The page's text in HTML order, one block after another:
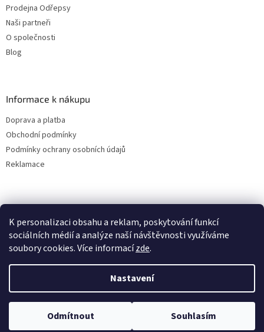
K personalizaci obsahu a reklam, poskytování funkcí
sociálních médií a analýze naší návštěvnosti využíváme
soubory cookies. Více informacízde.
Nastavení
Odmítnout Souhlasím
Prodejna Odřepsy
Naši partneři
O společnosti
Blog
Informace k nákupu
Doprava a platba
Obchodní podmínky
Podmínky ochrany osobních údajů
Reklamace
Copyright 2026ALBAKMEN. Všechna práva vyhrazena.Upravit